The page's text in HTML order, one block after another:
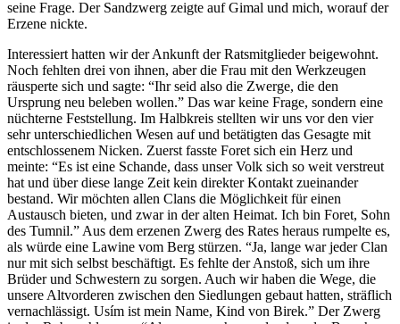
seine Frage. Der Sandzwerg zeigte auf Gimal und mich, worauf der
Erzene nickte.
Interessiert hatten wir der Ankunft der Ratsmitglieder beigewohnt.
Noch fehlten drei von ihnen, aber die Frau mit den Werkzeugen
räusperte sich und sagte: “Ihr seid also die Zwerge, die den
Ursprung neu beleben wollen.” Das war keine Frage, sondern eine
nüchterne Feststellung. Im Halbkreis stellten wir uns vor den vier
sehr unterschiedlichen Wesen auf und betätigten das Gesagte mit
entschlossenem Nicken. Zuerst fasste Foret sich ein Herz und
meinte: “Es ist eine Schande, dass unser Volk sich so weit verstreut
hat und über diese lange Zeit kein direkter Kontakt zueinander
bestand. Wir möchten allen Clans die Möglichkeit für einen
Austausch bieten, und zwar in der alten Heimat. Ich bin Foret, Sohn
des Tumnil.” Aus dem erzenen Zwerg des Rates heraus rumpelte es,
als würde eine Lawine vom Berg stürzen. “Ja, lange war jeder Clan
nur mit sich selbst beschäftigt. Es fehlte der Anstoß, sich um ihre
Brüder und Schwestern zu sorgen. Auch wir haben die Wege, die
unsere Altvorderen zwischen den Siedlungen gebaut hatten, sträflich
vernachlässigt. Usím ist mein Name, Kind von Birek.” Der Zwerg